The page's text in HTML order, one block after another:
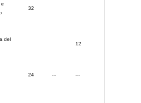
32
del
12
24 --- ---